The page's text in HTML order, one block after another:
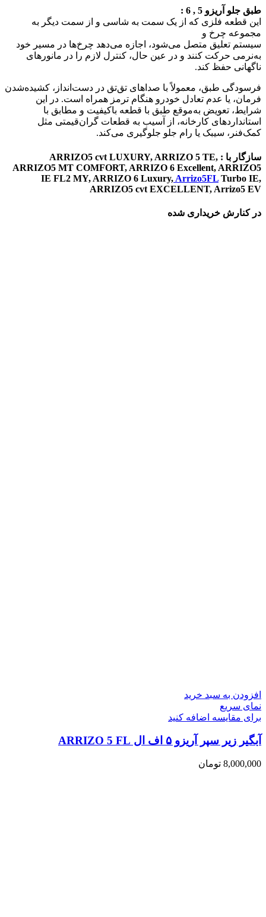
طبق جلو آریزو 5 , 6 :
این قطعه فلزی که از یک سمت به شاسی و از سمت دیگر به
مجموعه چرخ و
سیستم تعلیق متصل می‌شود، اجازه می‌دهد چرخ‌ها در مسیر خود
به‌نرمی حرکت کنند و در عین حال، کنترل لازم را در مانورهای
ناگهانی حفظ کند.
فرسودگی طبق، معمولاً با صداهای تق‌تق در دست‌انداز، کشیده‌شدن
فرمان، یا عدم تعادل خودرو هنگام ترمز همراه است. در این
شرایط، تعویض به‌موقع طبق با قطعه باکیفیت و مطابق با
استانداردهای کارخانه، از آسیب به قطعات گران‌قیمتی مثل
کمک‌فنر، سیبک یا رام جلو جلوگیری می‌کند.
سازگار با : ARRIZO5 cvt LUXURY, ARRIZO 5 TE,
ARRIZO5 MT COMFORT, ARRIZO 6 Excellent, ARRIZO5
IE FL2 MY, ARRIZO 6 Luxury, Arrizo5FL Turbo IE,
ARRIZO5 cvt EXCELLENT, Arrizo5 EV
در کنارش خریداری شده
افزودن به سبد خرید
نمای سریع
برای مقایسه اضافه کنید
آبگیر زیر سپر آریزو ۵ اف ال ARRIZO 5 FL
8,000,000 تومان